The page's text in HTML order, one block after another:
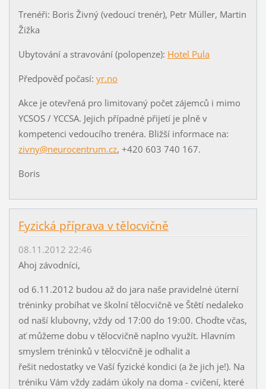
Trenéři: Boris Živný (vedoucí trenér), Petr Müller, Martin
Žižka
Ubytování a stravování (polopenze): Hotel Pula
Předpověď počasí: yr.no
Akce je otevřená pro limitovaný počet zájemců i mimo
YCSOS / YCCSA. Jejich případné přijetí je plně v
kompetenci vedoucího trenéra. Bližší informace na:
zivny@neurocentrum.cz, +420 603 740 167.
Boris
Fyzická příprava v tělocvičně
08.11.2012 22:46
Ahoj závodníci,
od 6.11.2012 budou až do jara naše pravidelné úterní
tréninky probíhat ve školní tělocvičně ve Štětí nedaleko
od naší klubovny, vždy od 17:00 do 19:00. Choďte včas,
ať můžeme dobu v tělocvičně naplno využít. Hlavním
smyslem tréninků v tělocvičně je odhalit a
řešit nedostatky ve Vaší fyzické kondici (a že jich je!). Na
tréniku Vám vždy zadám úkoly na doma - cvičení, které